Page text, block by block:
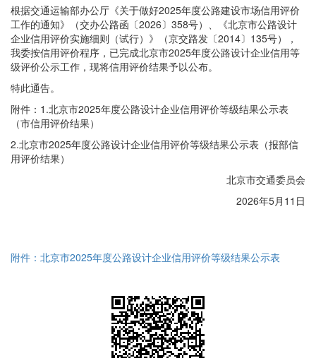
根据交通运输部办公厅《关于做好2025年度公路建设市场信用评价
工作的通知》（交办公路函〔2026〕358号）、《北京市公路设计
企业信用评价实施细则（试行）》（京交路发〔2014〕135号），
我委按信用评价程序，已完成北京市2025年度公路设计企业信用等
级评价公示工作，现将信用评价结果予以公布。
特此通告。
附件：1.北京市2025年度公路设计企业信用评价等级结果公示表
（市信用评价结果）
2.北京市2025年度公路设计企业信用评价等级结果公示表（报部信
用评价结果）
北京市交通委员会
2026年5月11日
附件：北京市2025年度公路设计企业信用评价等级结果公示表